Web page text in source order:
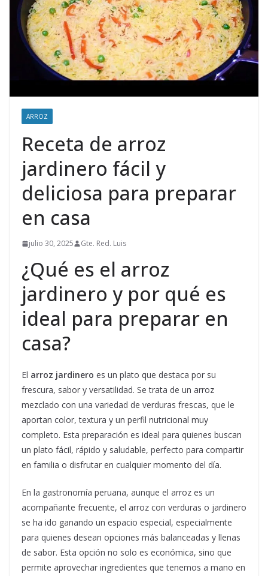
ARROZ
Receta de arroz
jardinero fácil y
deliciosa para preparar
en casa
julio 30, 2025 Gte. Red. Luis
¿Qué es el arroz
jardinero y por qué es
ideal para preparar en
casa?
El arroz jardinero es un plato que destaca por su
frescura, sabor y versatilidad. Se trata de un arroz
mezclado con una variedad de verduras frescas, que le
aportan color, textura y un perfil nutricional muy
completo. Esta preparación es ideal para quienes buscan
un plato fácil, rápido y saludable, perfecto para compartir
en familia o disfrutar en cualquier momento del día.
En la gastronomía peruana, aunque el arroz es un
acompañante frecuente, el arroz con verduras o jardinero
se ha ido ganando un espacio especial, especialmente
para quienes desean opciones más balanceadas y llenas
de sabor. Esta opción no solo es económica, sino que
permite aprovechar ingredientes que tenemos a mano en